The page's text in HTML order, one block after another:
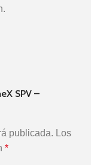
SPV –
publicada. Los
*